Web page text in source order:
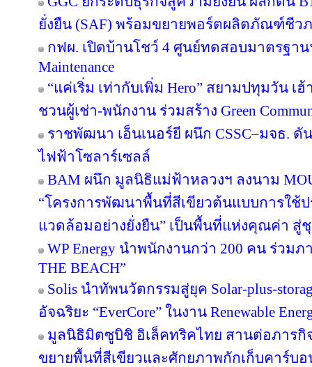
ยั่งยืน (SAF) พร้อมขยายพอร์ตผลิตภัณฑ์ชีว
กฟผ. เปิดบ้านโชว์ 4 ศูนย์ทดสอบมาตรฐาน
Maintenance
“แค่เริ่ม เท่ากับเพิ่ม Hero” สยามปทุมวัน เฮ้
ชวนผู้เช่า-พนักงาน ร่วมสร้าง Green
ราชพัฒนา เอ็นเนอร์ยี ผนึก CSSC–มจธ. ดั
ไฟฟ้าโซลาร์เซลล์
BAM ผนึก มูลนิธิแม่ฟ้าหลวงฯ ลงนาม
“โครงการพัฒนาพื้นที่สีเขียวต้นแบบการใช้
แวดล้อมอย่างยั่งยืน” เป็นพื้นที่แห่งคุณค่า สู่
WP Energy นำพนักงานกว่า 200 คน ร่วมภ
THE BEACH”
Solis นำทัพนวัตกรรมสู่ยุค Solar-plus-
อัจฉริยะ “EverCore” ในงาน Renewable
มูลนิธิมิตซูบิชิ อิเล็คทริคไทย สานต่อภาร
ขยายพื้นที่สีเขียวและศักยภาพกักเก็บคาร์บอ